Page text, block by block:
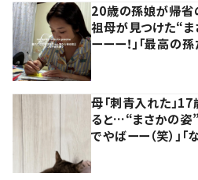
20歳の孫娘が帰省
祖母が見つけた“
ーーー！」「最高の
母「刺青入れた」17
ると…“まさかの姿
でやばーー（笑）」「